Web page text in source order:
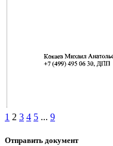
1 2 3 4 5 ... 9
Отправить документ